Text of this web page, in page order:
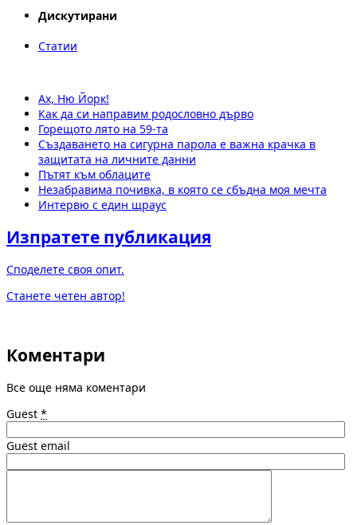
Дискутирани
Статии
Ах, Ню Йорк!
Как да си направим родословно дърво
Горещото лято на 59-та
Създаването на сигурна парола е важна крачка в
защитата на личните данни
Пътят към облаците
Незабравима почивка, в която се сбъдна моя мечта
Интервю с един щраус
Изпратете публикация
Споделете своя опит.
Станете четен автор!
Коментари
Все още няма коментари
Guest *
Guest email